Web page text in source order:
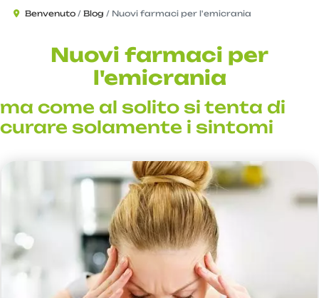
Benvenuto Blog Nuovi farmaci per l'emicrania
Nuovi farmaci per
l'emicrania
ma come al solito si tenta di
curare solamente i sintomi